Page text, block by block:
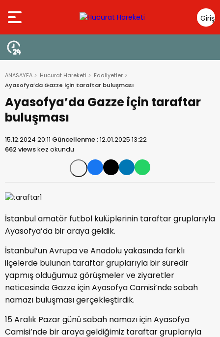
Giriş
Yap
ANASAYFA Hucurat Hareketi
Faaliyetler
Ayasofya’da Gazze için taraftar buluşması
Ayasofya’da Gazze için taraftar
buluşması
15.12.2024 20:11 Güncellenme :12.01.2025 13:22
662 viewskez okundu
İstanbul amatör futbol kulüplerinin taraftar gruplarıyla
Ayasofya’da bir araya geldik.
İstanbul’un Avrupa ve Anadolu yakasında farklı
ilçelerde bulunan taraftar gruplarıyla bir süredir
yapmış olduğumuz görüşmeler ve ziyaretler
neticesinde Gazze için Ayasofya Camisi’nde sabah
namazı buluşması gerçekleştirdik.
15 Aralık Pazar günü sabah namazı için Ayasofya
Camisi’nde bir araya geldiğimiz taraftar gruplarıyla